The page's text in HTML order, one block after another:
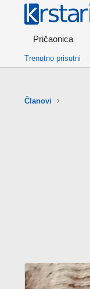
Pričaonica
Trenutno prisutni
Članovi